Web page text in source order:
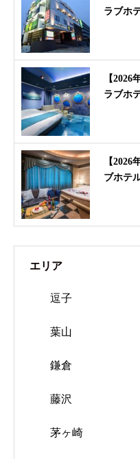
ラブホ
【
ラブホ
【
ブホテ
エリア
逗子
葉山
鎌倉
藤沢
茅ヶ崎